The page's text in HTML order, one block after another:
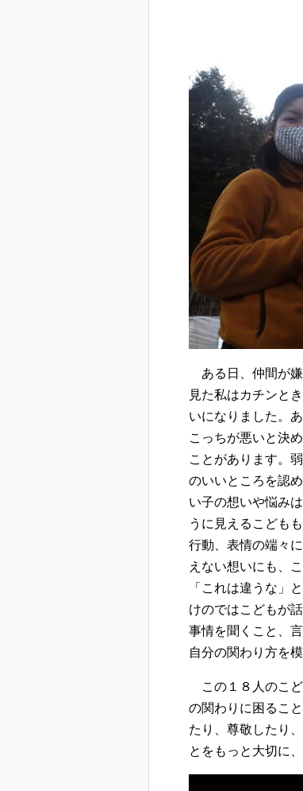
ある日、仲間が嫌
見た私はカチンと
いになりました。
こっちが悪いと決
ことがあります。
のいいところを認
い子の想いや悩み
うに見えるこども
行動、表情の端々
えない想いにも、
「これは違うな」
けのではこどもが
事情を聞くこと、
自分の関わり方を
この１８人のこど
の関わりに困るこ
たり、尊敬したり
とをもっと大切に